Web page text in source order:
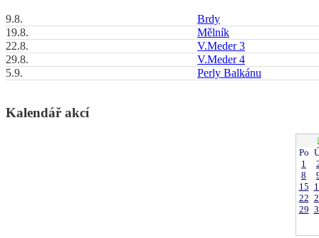
9.8.
Brdy
19.8.
Mělník
22.8.
V.Meder 3
29.8.
V.Meder 4
5.9.
Perly Balkánu
Kalendář akcí
Po
1
8
15
22
29